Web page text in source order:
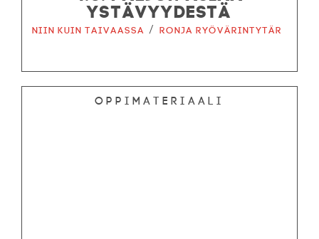
YSTÄVYYDESTÄ
Niin kuin taivaassa /Ronja ryövärintytär
Oppimateriaali